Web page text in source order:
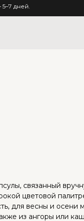
дней.
связанный
цветовой
для весны и осени
из ангоры или